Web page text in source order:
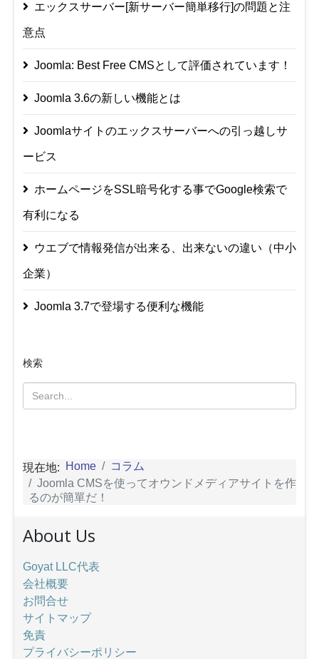
エックスサーバー[新サーバー簡単移行]の問題と注
意点
Joomla: Best Free CMSとして評価されています！
Joomla 3.6の新しい機能とは
Joomlaサイトのエックスサーバーへの引っ越しサ
ービス
ホームページをSSL暗号化する事でGoogle検索で
有利になる
ウエブで情報発信が出来る、出来ないの違い（中小
企業）
Joomla 3.7で登場する便利な機能
検索
現在地: Home
コラム
Joomla CMSを使ってオウンドメディアサイトを作
るのが簡單だ！
About Us
Goyat LLC代表
会社概要
お問合せ
サイトマップ
免責
プライバシーポリシー